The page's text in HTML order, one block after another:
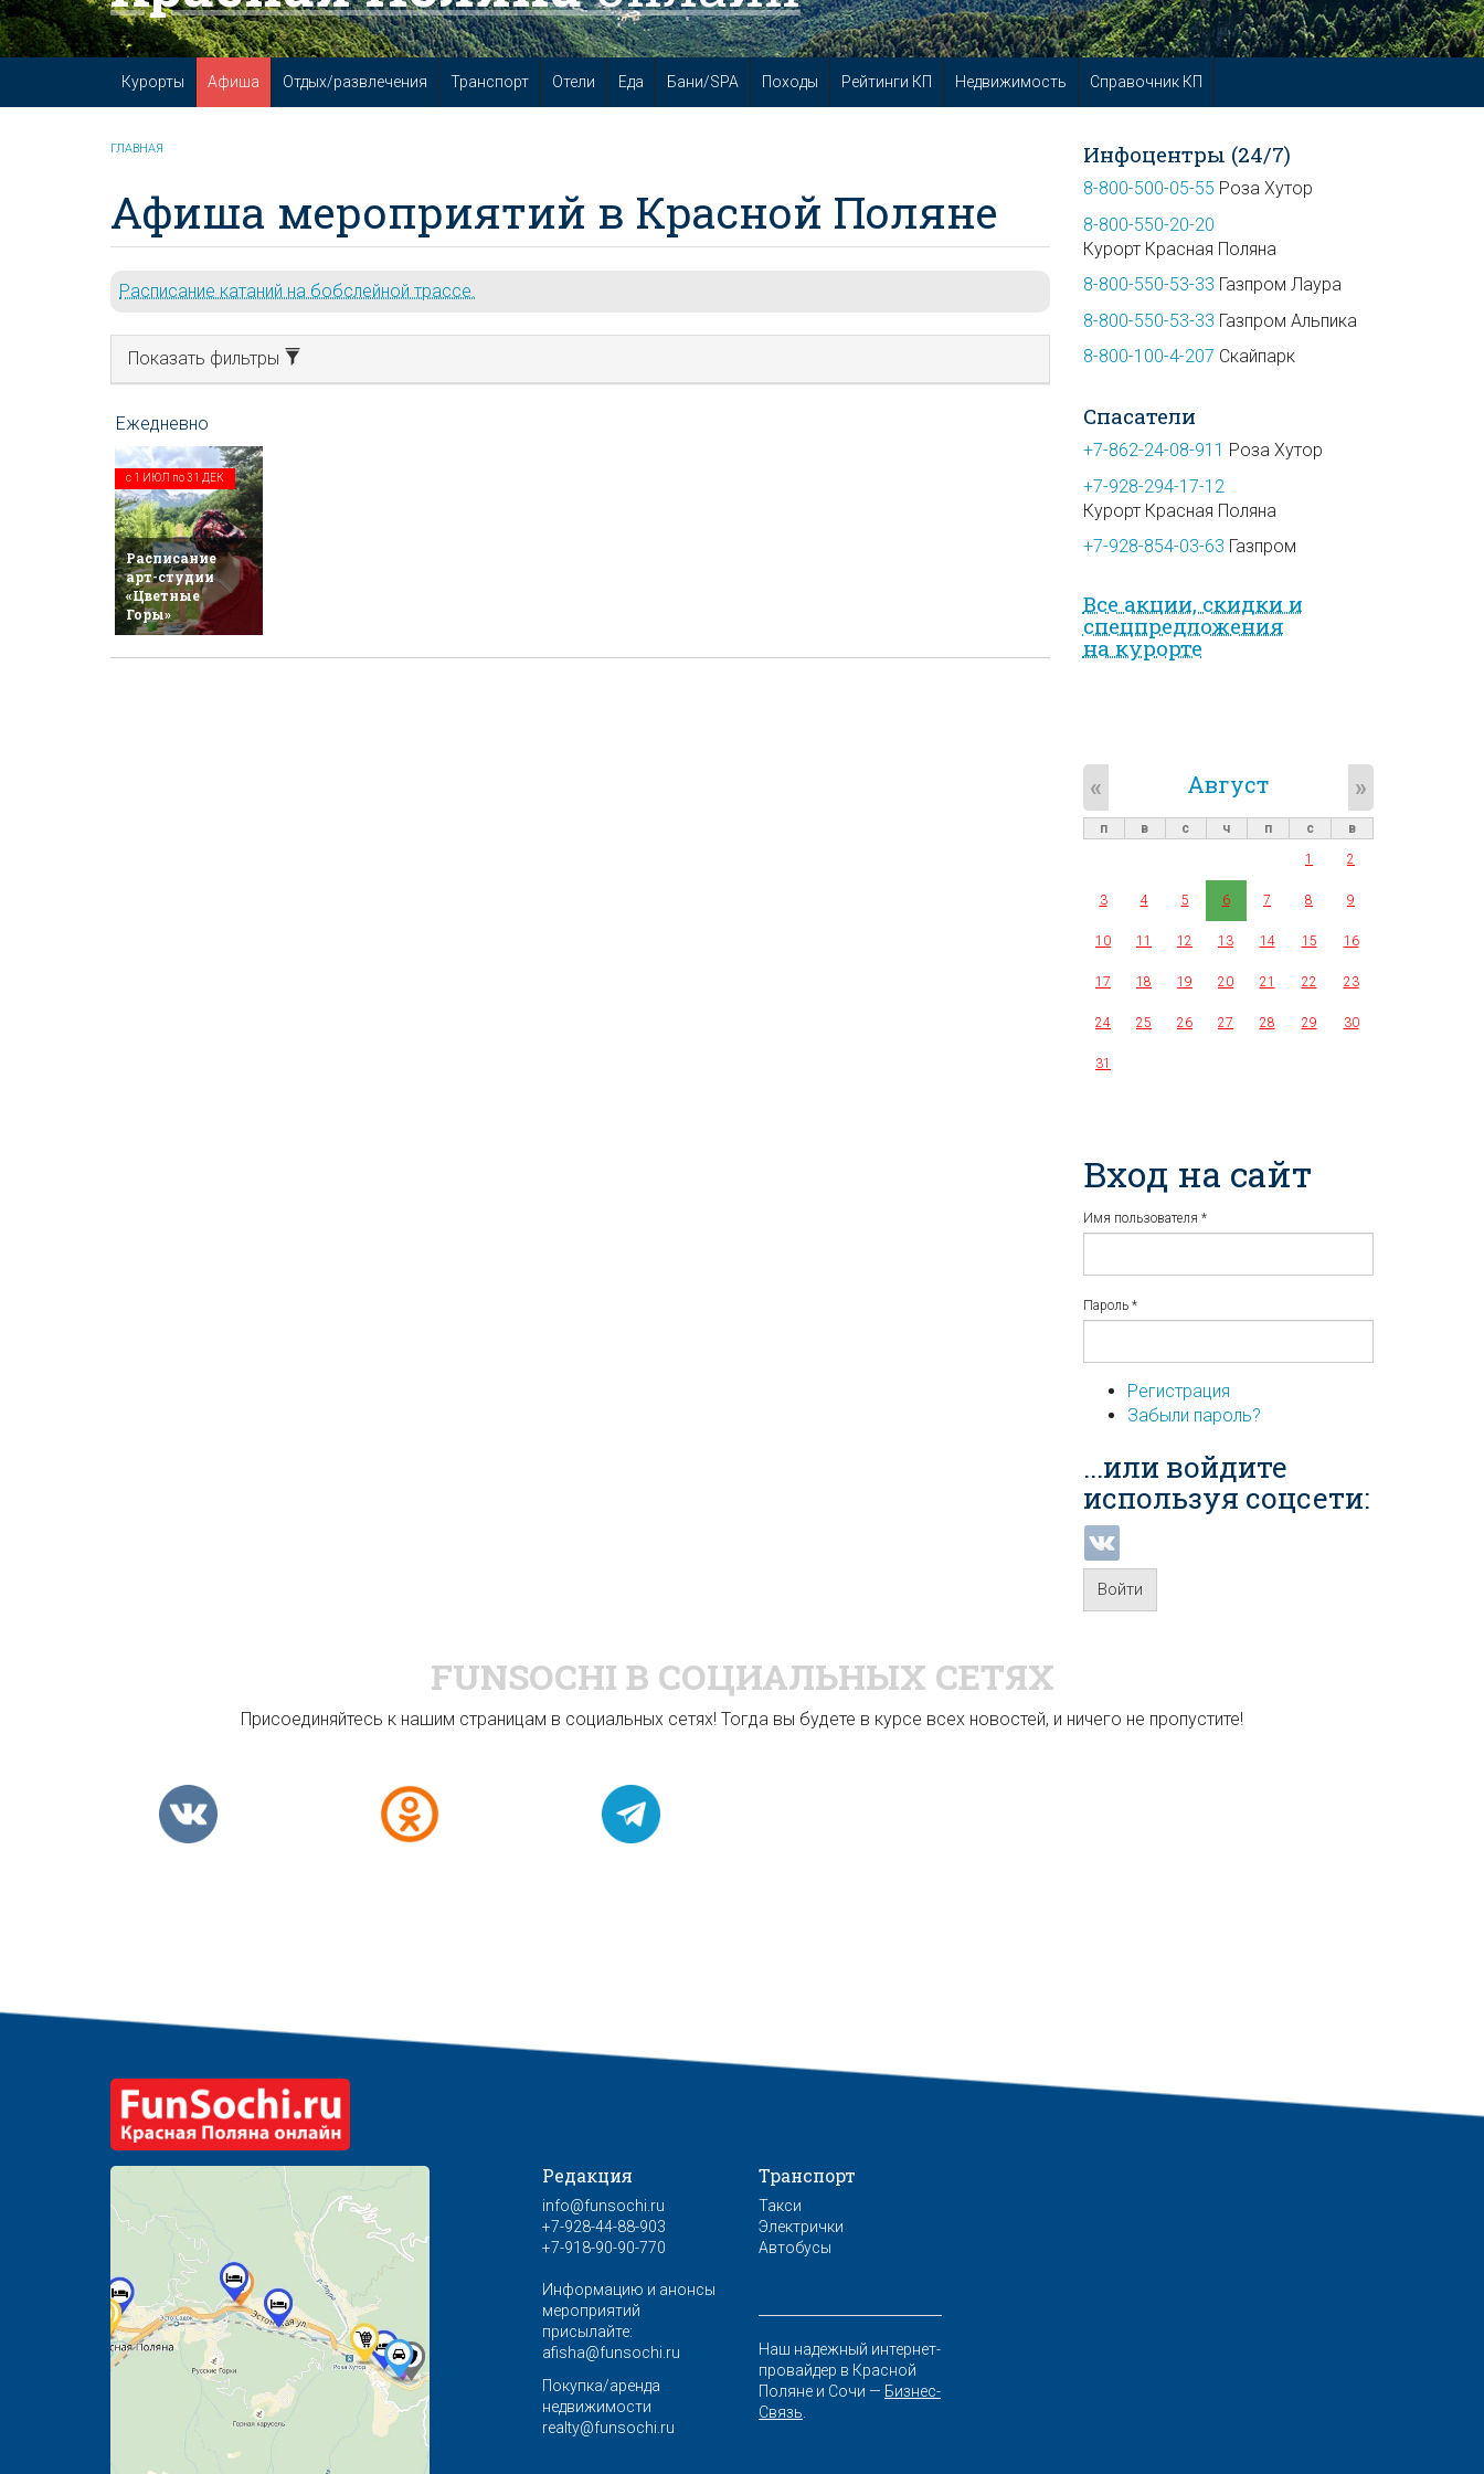
Курорты Афиша Отдых/развлечения Транспорт Отели Еда Бани/SPA Походы Рейтинги КП Недвижимость Справочник КП
ГЛАВНАЯ
Афиша мероприятий в Красной Поляне
Расписание катаний на бобслейной трассе.
Показать фильтры
с 1 ИЮЛ по31 ДЕК
Расписание
арт-студии
«Цветные
Горы»
Инфоцентры (24/7)
8-800-500-05-55 Роза Хутор
8-800-550-20-20
Курорт Красная Поляна
8-800-550-53-33 Газпром Лаура
8-800-550-53-33 Газпром Альпика
8-800-100-4-207 Скайпарк
Спасатели
+7-862-24-08-911 Роза Хутор
+7-928-294-17-12
Курорт Красная Поляна
+7-928-854-03-63 Газпром
Все акции, скидки и
спец­предложе­ния
на курорте
Август
« »
п в с ч п с
в
1
2
3 4 5 6 7 8 9
10 11 12 13 14 15 16
17 18 19 20 21 22 23
24 25 26 27 28 29 30
31
Вход на сайт
Имя пользователя *
Пароль *
Регистрация
Забыли пароль?
...или войдите
используя соцсети:
Войти
FUNSOCHI В СОЦИАЛЬНЫХ СЕТЯХ
Присоединяйтесь к нашим страницам в социальных сетях! Тогда вы будете в курсе всех новостей, и ничего не пропустите!
Редакция
info@funsochi.ru
+7-928-44-88-903
+7-918-90-90-770
Информацию и анонсы
мероприятий
присылайте:
afisha@funsochi.ru
Покупка/аренда
недвижимости
realty@funsochi.ru
Транспорт
Такси
Электрички
Автобусы
Наш надежный интернет-
провайдер в Красной
Поляне и Сочи — Бизнес-
Связь